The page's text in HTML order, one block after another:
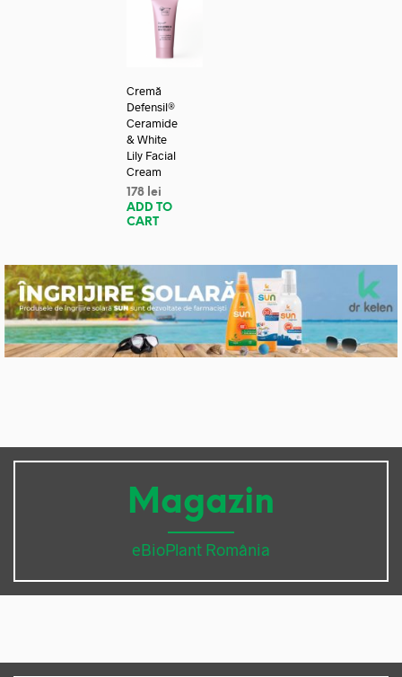
Cremă
Defensil®
Ceramide
& White
Lily Facial
Cream
178 lei
ADD TO
CART
Magazin
eBioPlant România